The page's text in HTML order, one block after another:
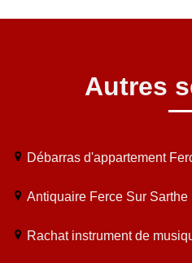
Autres
Débarras d'appartement
Antiquaire Ferce Sur Sarthe
Rachat instrument de